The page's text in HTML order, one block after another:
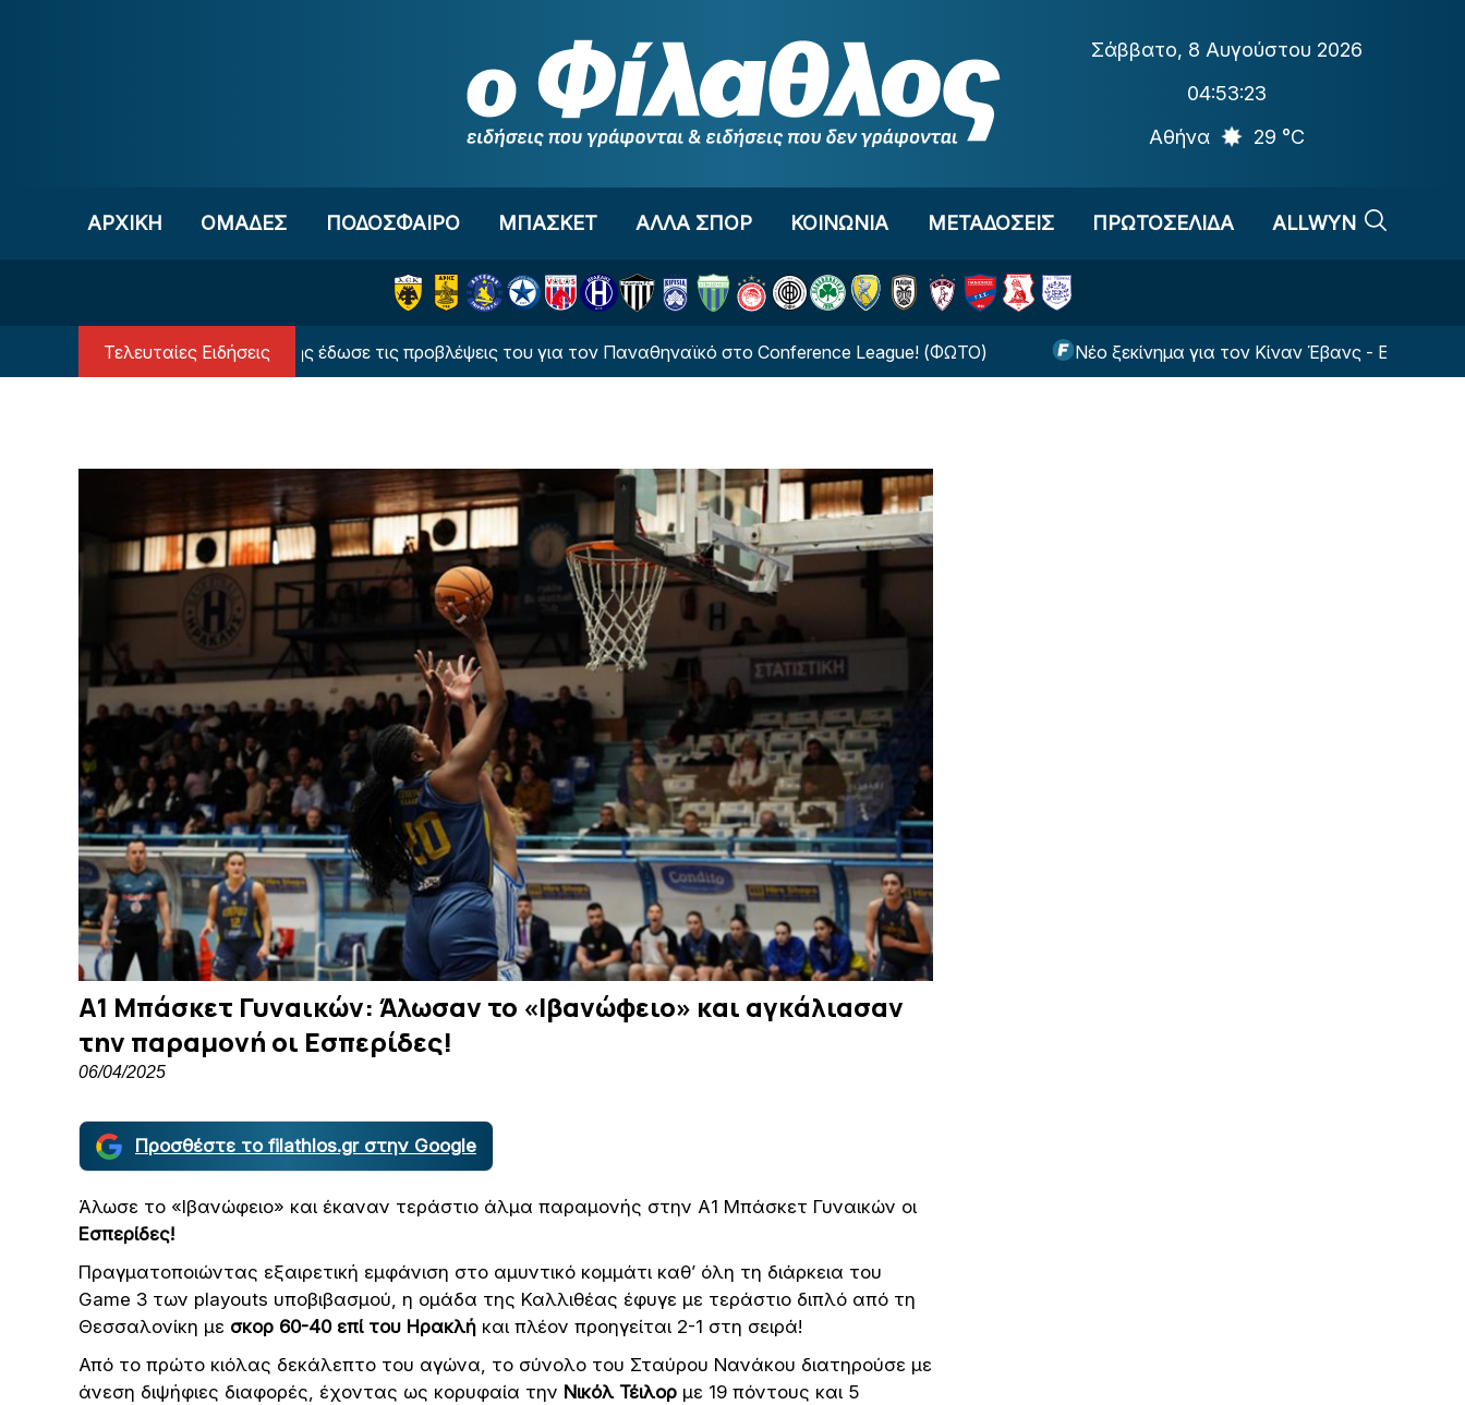
Σάββατο, 8 Αυγούστου 2026
04:53:24
Αθήνα
29 °C
ΑΡΧΙΚΗ OΜΑΔΕΣ ΠΟΔΟΣΦΑΙΡΟ ΜΠΑΣΚΕΤ ΑΛΛΑ ΣΠΟΡ ΚΟΙΝΩΝΙΑ ΜΕΤΑΔΟΣΕΙΣ ΠΡΩΤΟΣΕΛΙΔΑ ALLWYN
Τελευταίες Ειδήσεις
Ο υπερυπολογιστής έδωσε τις προβλέψεις του για τον Παναθηναϊκό στο Conference League! (ΦΩΤΟ) Νέο ξεκίνημα για τον Κίναν Έβανς - Εκεί θα παίζει τη
Α1 Μπάσκετ Γυναικών: Άλωσαν το «Ιβανώφειο» και αγκάλιασαν
την παραμονή οι Εσπερίδες!
06/04/2025
Προσθέστε το filathlos.gr στην Google
Άλωσε το «Ιβανώφειο» και έκαναν τεράστιο άλμα παραμονής στην Α1 Μπάσκετ Γυναικών οι
Εσπερίδες!
Πραγματοποιώντας εξαιρετική εμφάνιση στο αμυντικό κομμάτι καθ’ όλη τη διάρκεια του
Game 3 των playouts υποβιβασμού, η ομάδα της Καλλιθέας έφυγε με τεράστιο διπλό από τη
Θεσσαλονίκη με σκορ 60-40 επί του Ηρακλή και πλέον προηγείται 2-1 στη σειρά!
Από το πρώτο κιόλας δεκάλεπτο του αγώνα, το σύνολο του Σταύρου Νανάκου διατηρούσε με
άνεση διψήφιες διαφορές, έχοντας ως κορυφαία την Νικόλ Τέιλορ με 19 πόντους και 5